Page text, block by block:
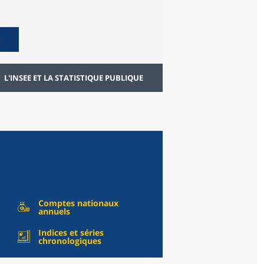
L'INSEE ET LA STATISTIQUE PUBLIQUE
Comptes nationaux
annuels
Indices et séries
chronologiques